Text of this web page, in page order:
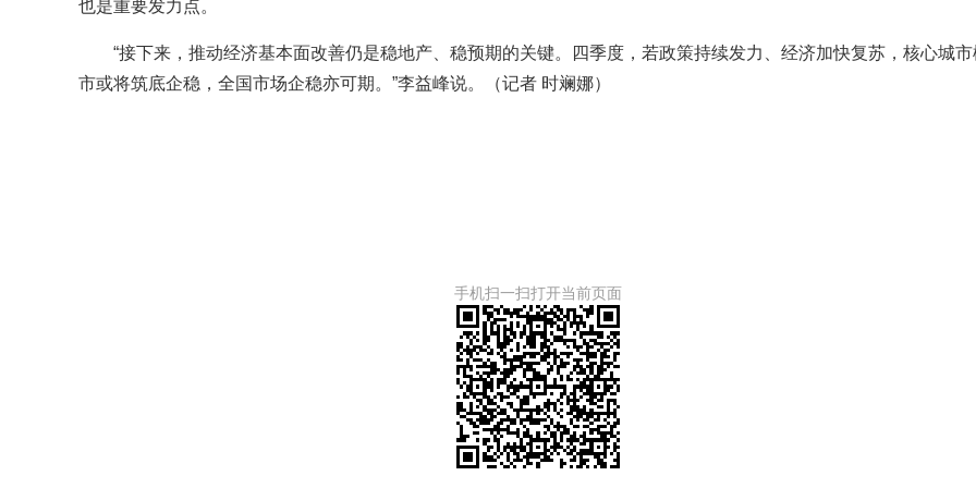
也是重要发力点。
“接下来，推动经济基本面改善仍是稳地产、稳预期的关键。四季度，若政策持续发力、经济加快复苏，核心城市
市或将筑底企稳，全国市场企稳亦可期。”李益峰说。（记者 时斓娜）
手机扫一扫打开当前页面